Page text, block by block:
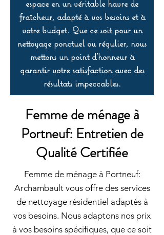
espace en un véritable havre de
fraîcheur, adapté à vos besoins et à
votre budget. Que ce soit pour un
nettoyage ponctuel ou régulier, nous
mettons un point d’honneur à
garantir votre satisfaction avec des
résultats impeccables.
Femme de ménage à
Portneuf: Entretien de
Qualité Certifiée
Femme de ménage à Portneuf:
Archambault vous offre des services
de nettoyage résidentiel adaptés à
vos besoins. Nous adaptons nos prix
à vos besoins spécifiques, que ce soit